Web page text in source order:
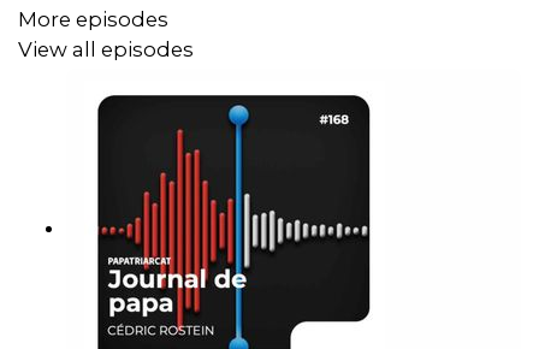
vraiment au feeling et personnel. On peut quand même
en parler si tu veux 😉
Cédric
Papa Sapiens sur la fnac : https://tidd.ly/44m2bUc
More episodes
View all episodes